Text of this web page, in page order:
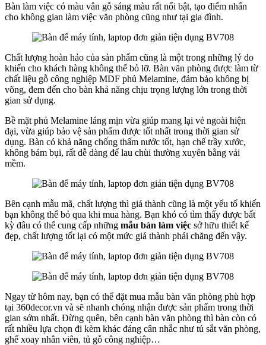
Bàn làm việc có màu vân gỗ sáng màu rất nổi bật, tạo điểm nhấn
cho không gian làm việc văn phòng cũng như tại gia đình.
Chất lượng hoàn hảo của sản phẩm cũng là một trong những lý do
khiến cho khách hàng không thể bỏ lỡ. Bàn văn phòng được làm từ
chất liệu gỗ công nghiệp MDF phủ Melamine, đảm bảo không bị
võng, đem đến cho bàn khả năng chịu trọng lượng lớn trong thời
gian sử dụng.
Bề mặt phủ Melamine láng mịn vừa giúp mang lại vẻ ngoài hiện
đại, vừa giúp bảo vệ sản phẩm được tốt nhất trong thời gian sử
dụng. Bàn có khả năng chống thấm nước tốt, hạn chế trầy xước,
không bám bụi, rất dễ dàng để lau chùi thường xuyên bằng vải
mềm.
Bên cạnh mẫu mã, chất lượng thì giá thành cũng là một yếu tố khiến
bạn không thể bỏ qua khi mua hàng. Bạn khó có tìm thấy được bất
kỳ đâu có thể cung cấp những mẫu bàn làm việc sở hữu thiết kế
đẹp, chất lượng tốt lại có một mức giá thành phải chăng đến vậy.
Ngay từ hôm nay, bạn có thể đặt mua mẫu bàn văn phòng phù hợp
tại 360decor.vn và sẽ nhanh chóng nhận được sản phẩm trong thời
gian sớm nhất. Đừng quên, bên cạnh bàn văn phòng thì bàn còn có
rất nhiều lựa chọn đi kèm khác đáng cân nhắc như tủ sắt văn phòng,
ghế xoay nhân viên, tủ gỗ công nghiệp…